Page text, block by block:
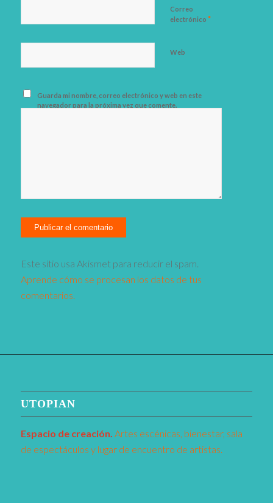
Correo
electrónico *
Web
Guarda mi nombre, correo electrónico y web en este
navegador para la próxima vez que comente.
Este sitio usa Akismet para reducir el spam.
Aprende cómo se procesan los datos de tus
comentarios.
UTOPIAN
Espacio de creación. Artes escénicas, bienestar, sala
de espectáculos y lugar de encuentro de artistas.